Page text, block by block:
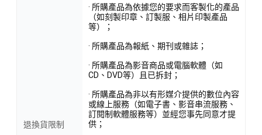
退換貨限制
· 所購產品為依據您的要求而客製化的產品
（如刻製印章、訂製服、相片印製產品
等）；
· 所購產品為報紙、期刊或雜誌；
· 所購產品為影音商品或電腦軟體（如
CD、DVD等）且已拆封；
· 所購產品為非以有形媒介提供的數位內容
或線上服務（如電子書、影音串流服務、
訂閱制軟體服務等）並經您事先同意才提
供；